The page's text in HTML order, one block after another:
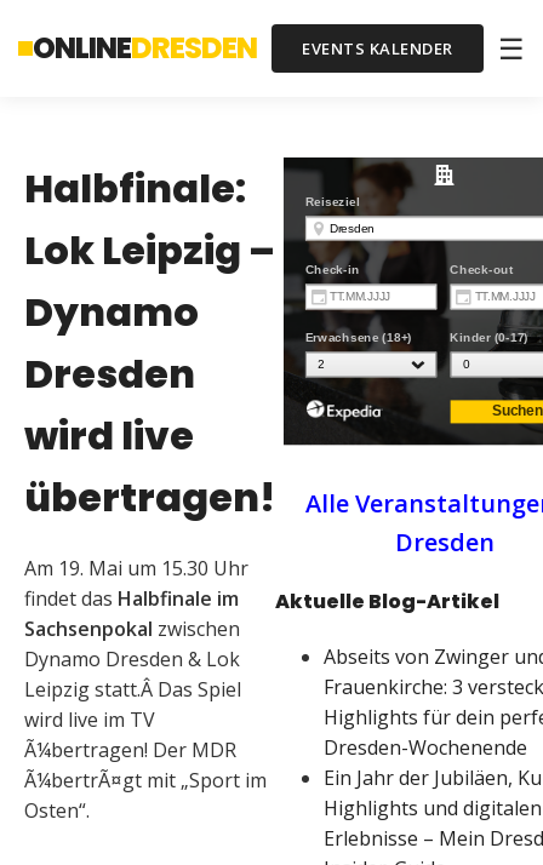
ONLINEDRESDEN EVENTS KALENDER ☰
Halbfinale:
Lok Leipzig –
Dynamo
Dresden
wird live
übertragen!
Am 19. Mai um 15.30 Uhr
findet das Halbfinale im
Sachsenpokal zwischen
Dynamo Dresden & Lok
Leipzig statt.Â Das Spiel
wird live im TV
Ã¼bertragen! Der MDR
Ã¼bertrÃ¤gt mit „Sport im
Osten“.
Alle
Dresden
Aktuelle Blog-Artikel
Abseits von Zwinger
Frauenkirche: 3
Highlights für dein
Dresden-Wochenende
Ein Jahr der Jubiläen,
Highlights und digitalen
Erlebnisse – Mein